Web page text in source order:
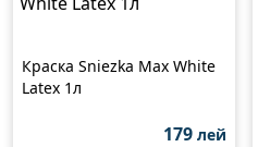
Краска Sniezka Max White
Latex 1л
179 лей